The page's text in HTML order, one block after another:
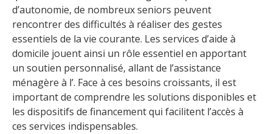
d’autonomie, de nombreux seniors peuvent
rencontrer des difficultés à réaliser des gestes
essentiels de la vie courante. Les services d’aide à
domicile jouent ainsi un rôle essentiel en apportant
un soutien personnalisé, allant de l’assistance
ménagère à l’. Face à ces besoins croissants, il est
important de comprendre les solutions disponibles et
les dispositifs de financement qui facilitent l’accès à
ces services indispensables.